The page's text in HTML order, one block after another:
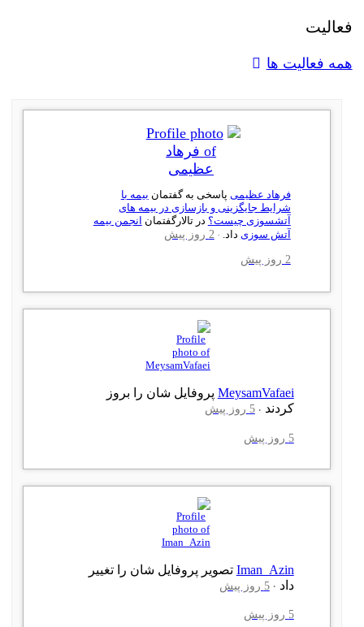
فعالیت
همه فعالیت ها
فرهاد عظیمی پاسخی به گفتمان بیمه با
شرایط جایگزینی و بازسازی در بیمه های
آتشسوزی چیست؟در تالارگفتمان انجمن بیمه
آتش سوزیداد. 2 روز پیش
2 روز پیش
MeysamVafaeiپروفایل شان را بروز
کردند
5 روز پیش
5 روز پیش
Iman_Azinتصویر پروفایل شان را تغییر
داد
5 روز پیش
5 روز پیش